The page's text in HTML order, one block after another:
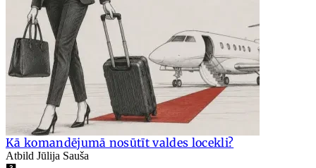
Kā komandējumā nosūtīt valdes locekli?
Atbild Jūlija Sauša